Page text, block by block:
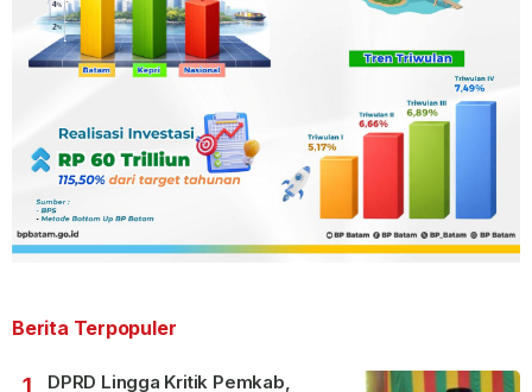
Berita Terpopuler
1
DPRD Lingga Kritik Pemkab,